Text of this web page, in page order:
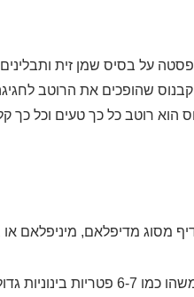
על בסיס שמן זית
קבנוס שהופכים את הרוטב
הוא רוטב כל כך טעים וכל
15 עדיף מסוג מדיפלאם, מיניפלאם
בינוניות גדולות)